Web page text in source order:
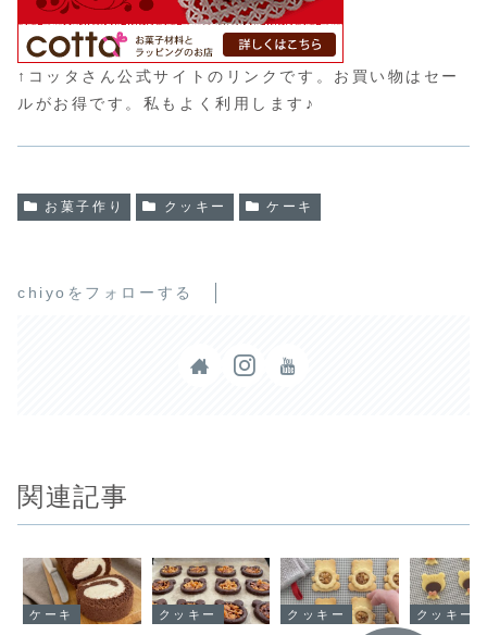
↑コッタさん公式サイトのリンクです。お買い物はセー
ルがお得です。私もよく利用します♪
お菓子作り クッキー ケーキ
chiyoをフォローする
関連記事
ケーキ クッキー クッキー クッキー